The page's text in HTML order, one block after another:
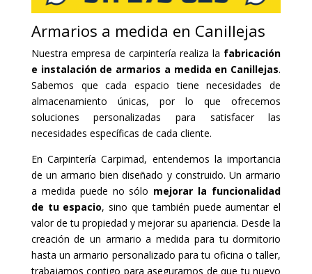
Armarios a medida en Canillejas
Nuestra empresa de carpintería realiza la fabricación
e instalación de armarios a medida en Canillejas.
Sabemos que cada espacio tiene necesidades de
almacenamiento únicas, por lo que ofrecemos
soluciones personalizadas para satisfacer las
necesidades específicas de cada cliente.
En Carpintería Carpimad, entendemos la importancia
de un armario bien diseñado y construido. Un armario
a medida puede no sólo mejorar la funcionalidad
de tu espacio, sino que también puede aumentar el
valor de tu propiedad y mejorar su apariencia. Desde la
creación de un armario a medida para tu dormitorio
hasta un armario personalizado para tu oficina o taller,
trabajamos contigo para asegurarnos de que tu nuevo